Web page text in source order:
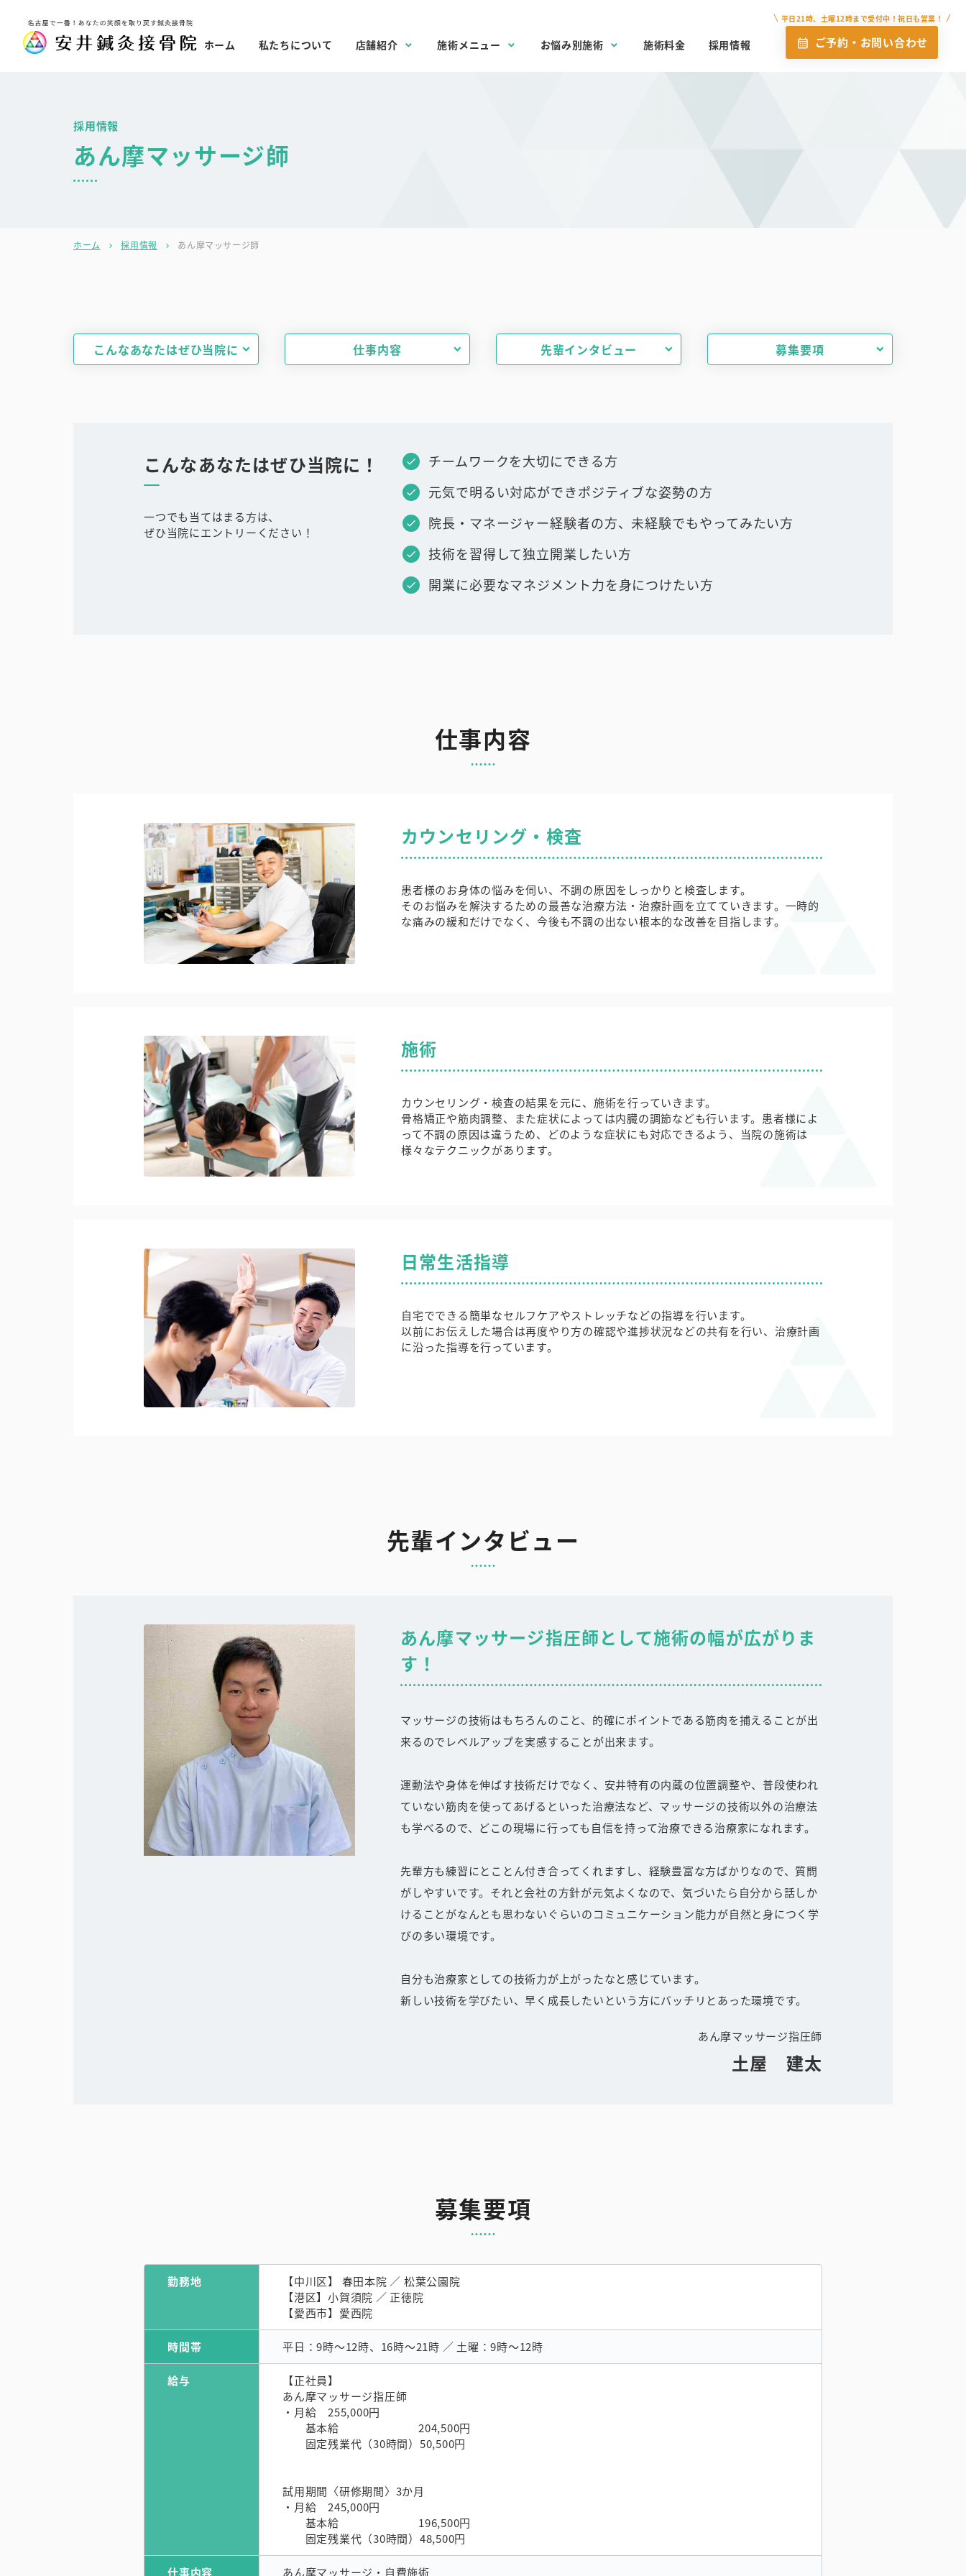
ホーム 私たちについて 店舗紹介 施術メニュー お悩み別施術 施術料金 採用情報
平日21時、土曜12時まで受付中！ 祝日も営業！
calendar_month ご予約・ お問い合わせ
採用情報
あん摩マッサージ師
ホーム chevron_right 採用情報 chevron_right あん摩マッサージ師
こんなあなたはぜひ当院に 仕事内容 先輩インタビュー 募集要項
こんなあなたはぜひ当院に！
一つでも当てはまる方は、
ぜひ当院にエントリーください！
チームワークを大切にできる方
元気で明るい対応ができポジティブな姿勢の方
院⻑・マネージャー経験者の方、未経験でもやってみたい方
技術を習得して独立開業したい方
開業に必要なマネジメント力を身につけたい方
仕事内容
カウンセリング・検査
患者様のお身体の悩みを伺い、不調の原因をしっかりと検査します。
そのお悩みを解決するための最善な治療方法・治療計画を立てていきます。一時的
な痛みの緩和だけでなく、今後も不調の出ない根本的な改善を目指します。
施術
カウンセリング・検査の結果を元に、施術を行っていきます。
骨格矯正や筋肉調整、また症状によっては内臓の調節なども行います。患者様によ
って不調の原因は違うため、どのような症状にも対応できるよう、当院の施術は
様々なテクニックがあります。
日常生活指導
自宅でできる簡単なセルフケアやストレッチなどの指導を行います。
以前にお伝えした場合は再度やり方の確認や進捗状況などの共有を行い、治療計画
に沿った指導を行っています。
先輩インタビュー
あん摩マッサージ指圧師として施術の幅が広がりま
す！
マッサージの技術はもちろんのこと、的確にポイントである筋肉を捕えることが出
来るのでレベルアップを実感することが出来ます。
運動法や身体を伸ばす技術だけでなく、安井特有の内蔵の位置調整や、普段使われ
ていない筋肉を使ってあげるといった治療法など、マッサージの技術以外の治療法
も学べるので、どこの現場に行っても自信を持って治療できる治療家になれます。
先輩方も練習にとことん付き合ってくれますし、経験豊富な方ばかりなので、質問
がしやすいです。それと会社の方針が元気よくなので、気づいたら自分から話しか
けることがなんとも思わないぐらいのコミュニケーション能力が自然と身につく学
びの多い環境です。
自分も治療家としての技術力が上がったなと感じています。
新しい技術を学びたい、早く成長したいという方にバッチリとあった環境です。
あん摩マッサージ指圧師
土屋 建太
募集要項
勤務地
【中川区】 春田本院 ∕ 松葉公園院
【港区】小賀須院 ∕ 正徳院
【愛⻄市】愛⻄院
時間帯 平日：9時～12時、16時～21時 ／ 土曜：9時～12時
給与
【正社員】
あん摩マッサージ指圧師
・月給 255,000円
基本給 204,500円
固定残業代（30時間）50,500円
試用期間〈研修期間〉3か月
・月給 245,000円
基本給 196,500円
固定残業代（30時間）48,500円
仕事内容 あん摩マッサージ・自費施術